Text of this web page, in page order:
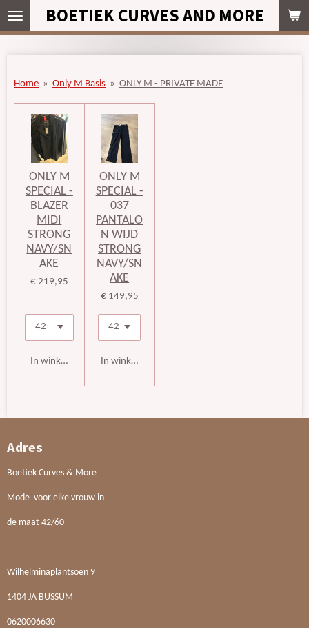
Ga
direct
hoofdinhoud
BOETIEK CURVES AND MORE
Home » Only M Basis » ONLY M - PRIVATE MADE
ONLY M
SPECIAL -
BLAZER
MIDI
STRONG
NAVY/SN
AKE
€ 219,95
In winkelwagen
ONLY M
SPECIAL -
037
PANTALO
N WIJD
STRONG
NAVY/SN
AKE
€ 149,95
In winkelwagen
Adres
Boetiek Curves & More
Mode voor elke vrouw in
de maat 42/60
Wilhelminaplantsoen 9
1404 JA BUSSUM
0620006630